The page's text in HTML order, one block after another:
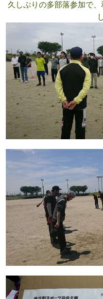
久しぶりの多部落参加で